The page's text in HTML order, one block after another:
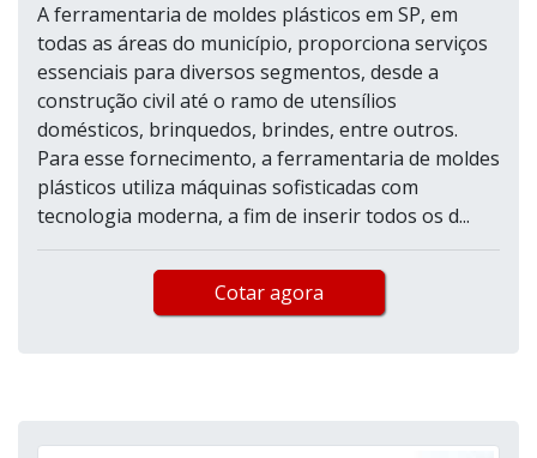
A ferramentaria de moldes plásticos em SP, em
todas as áreas do município, proporciona serviços
essenciais para diversos segmentos, desde a
construção civil até o ramo de utensílios
domésticos, brinquedos, brindes, entre outros.
Para esse fornecimento, a ferramentaria de moldes
plásticos utiliza máquinas sofisticadas com
tecnologia moderna, a fim de inserir todos os d...
Cotar agora